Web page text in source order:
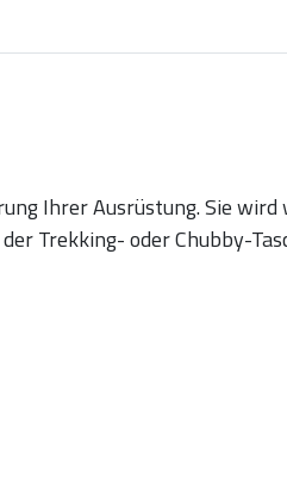
Ihrer Ausrüstung. Sie wird
Trekking- oder Chubby-